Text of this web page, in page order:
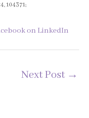
104371;
on LinkedIn
Next Post →